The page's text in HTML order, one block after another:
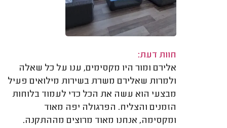
חוות דעת:
אלירם ומור היו מקסימים, ענו על כל שאלה
ולמרות שאלירם משרת בשירות מילואים פעיל
מבצעי הוא עשה את הכל כדי לעמוד בלוחות
הזמנים והצליח. הפרגולה יפה מאוד
ומקסימה, אנחנו מאוד מרוצים מההתקנה.